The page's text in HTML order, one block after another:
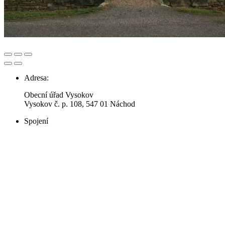
Adresa:
Obecní úřad Vysokov
Vysokov č. p. 108, 547 01 Náchod
Spojení